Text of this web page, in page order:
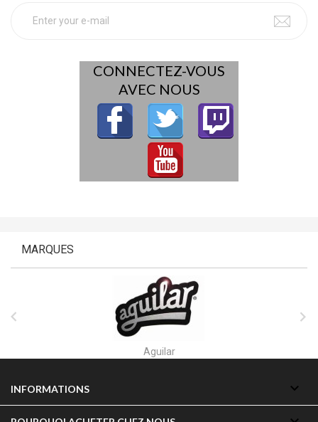
CONNECTEZ-VOUS
AVEC NOUS
MARQUES

Aguilar

INFORMATIONS 